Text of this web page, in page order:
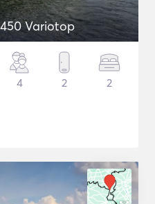
Variotop
4 2 2